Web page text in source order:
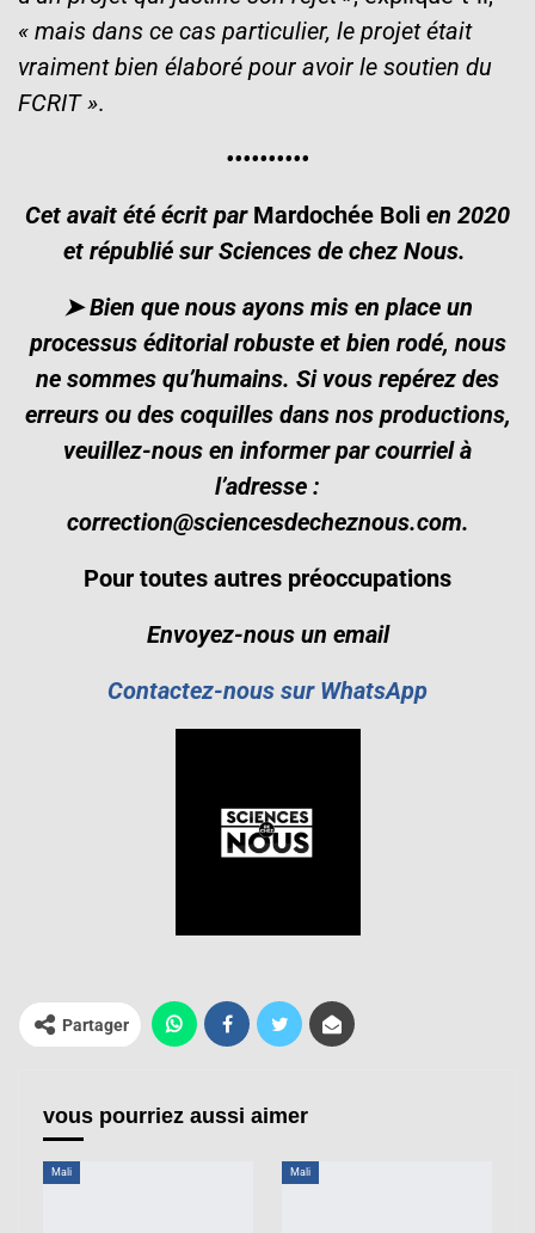
« mais dans ce cas particulier, le projet était
vraiment bien élaboré pour avoir le soutien du
FCRIT ».
••••••••••
Cet avait été écrit par Mardochée Boli en 2020
et républié sur Sciences de chez Nous.
➤ Bien que nous ayons mis en place un
processus éditorial robuste et bien rodé, nous
ne sommes qu’humains. Si vous repérez des
erreurs ou des coquilles dans nos productions,
veuillez-nous en informer par courriel à
l’adresse :
correction@sciencesdecheznous.com.
Pour toutes autres préoccupations
Envoyez-nous un email
Contactez-nous sur WhatsApp
Partager
vous pourriez aussi aimer
Mali Mali